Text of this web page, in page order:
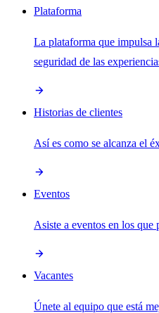
Plataforma
La plataforma que impulsa
seguridad de las
Historias de clientes
Así es como se alcanza el
Eventos
Asiste a eventos en los que
Vacantes
Únete al equipo que está